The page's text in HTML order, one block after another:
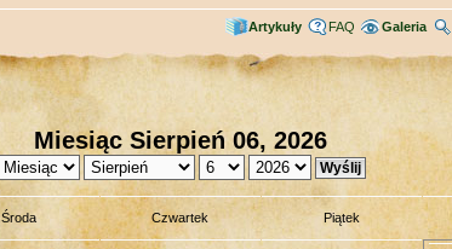
Artykuły FAQ Galeria
Miesiąc Sierpień 06, 2026
Środa Czwartek Piątek